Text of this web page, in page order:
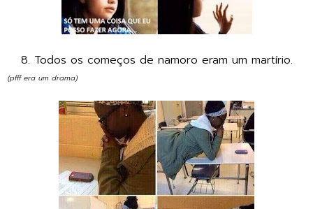
8. Todos os começos de namoro eram um martírio.
(pfff era um drama)